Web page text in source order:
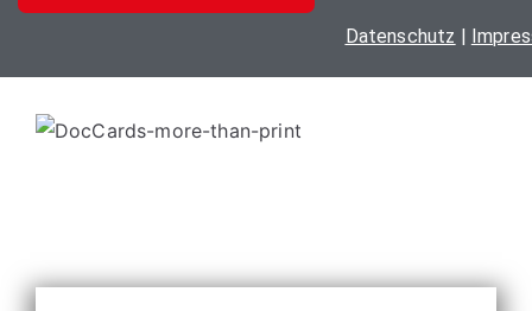
auf
Produktseite
gewählt
werden
Datenschutz |